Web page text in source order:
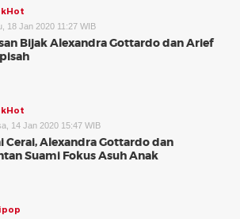
18 Jan 2020 11:27 WIB
Bijak Alexandra Gottardo dan Arief
14 Jan 2020 15:47 WIB
Cerai, Alexandra Gottardo dan
Suami Fokus Asuh Anak